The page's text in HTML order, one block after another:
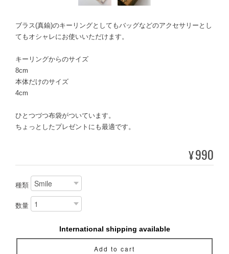
ブラス(真鍮)のキーリングとしてもバッグなどのアクセサリーとし
てもオシャレにお使いいただけます。
キーリングからのサイズ
8cm
本体だけのサイズ
4cm
ひとつづつ布袋がついています。
ちょっとしたプレゼントにも最適です。
¥990
種類
数量
International shipping available
Add to cart